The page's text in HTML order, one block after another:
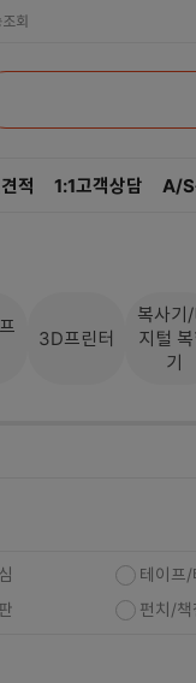
회
보드
스
적 1:1고객상담 A/S
3D프린터
복사기/
지털
기
테이프/
펀치/책